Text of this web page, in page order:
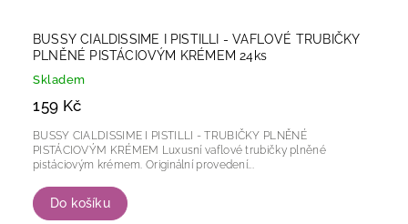
BUSSY CIALDISSIME I PISTILLI - VAFLOVÉ TRUBIČKY
PLNĚNÉ PISTÁCIOVÝM KRÉMEM 24ks
Skladem
159 Kč
Do košíku
BUSSY CIALDISSIME I PISTILLI - TRUBIČKY PLNĚNÉ
PISTÁCIOVÝM KRÉMEM Luxusní vaflové trubičky plněné
pistáciovým krémem. Originální provedení...